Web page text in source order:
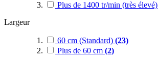
Plus de 1400 tr/min (très élevé)
Largeur
60 cm (Standard) (23)
Plus de 60 cm (2)